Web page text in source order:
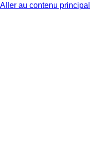
Aller au contenu principal